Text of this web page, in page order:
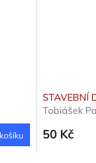
STAVEBNÍ
Tobiášek
50 Kč